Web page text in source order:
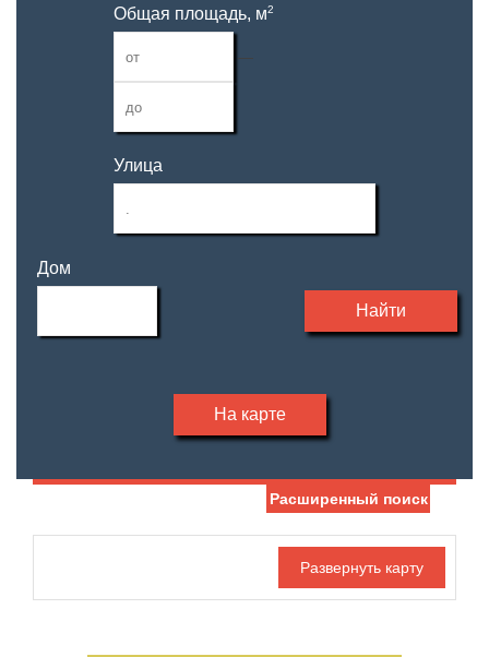
Общая площадь, м2
—
Улица
Дом
Найти
На карте
Жилая площадь
—
Площадь кухни
Расширенный поиск